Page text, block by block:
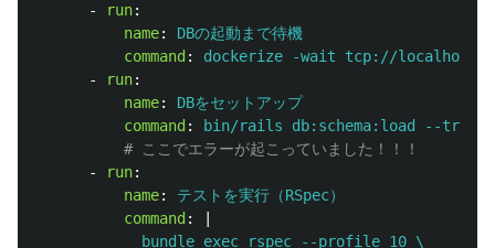
-
run:
name:
DBの起動まで待機
command :
dockerize -wait tcp://
-
run:
name:
DBをセットアップ
command :
bin/rails db:schema:load --trace
# ここでエラーが起こっていました！！！
-
run:
name:
テストを実行（RSpec）
command :
bundle exec rspec --profile 10 \